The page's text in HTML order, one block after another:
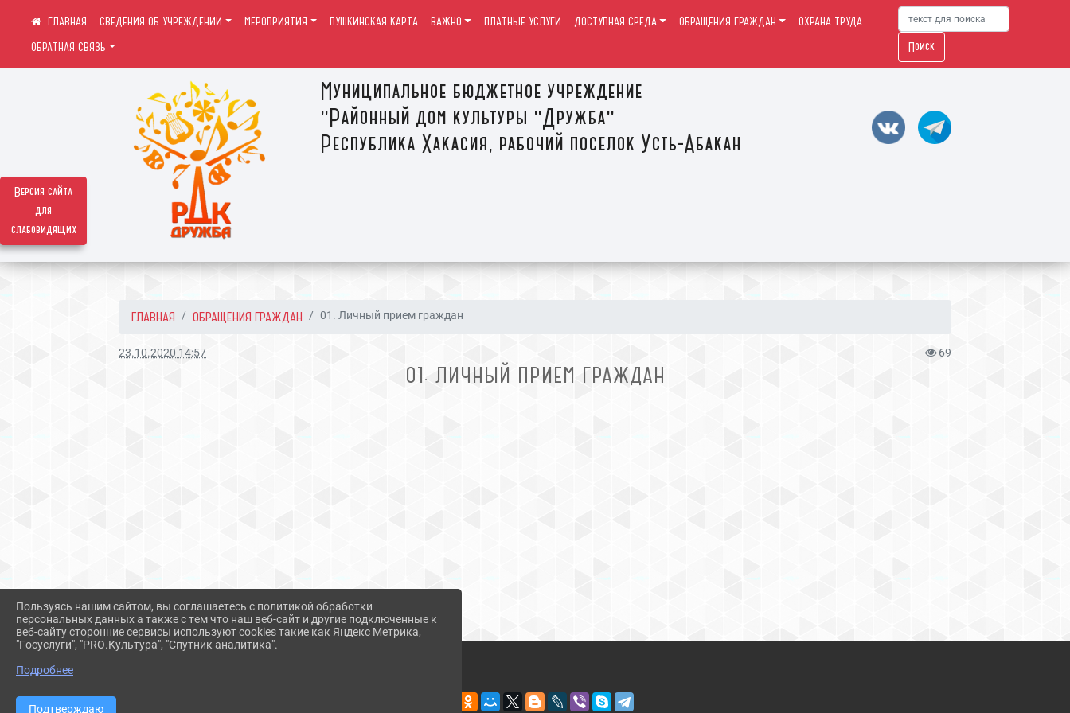
Версия сайта
для
слабовидящих
Муниципальное бюджетное учреждение
"Районный дом культуры "Дружба"
Республика Хакасия, рабочий поселок Усть-Абакан
СВЕДЕНИЯ ОБ УЧРЕЖДЕНИИ МЕРОПРИЯТИЯ ПУШКИНСКАЯ КАРТА ВАЖНО ПЛАТНЫЕ УСЛУГИ ДОСТУПНАЯ СРЕДА ОБРАЩЕНИЯ ГРАЖДАН
ОХРАНА ТРУДА
ОБРАТНАЯ СВЯЗЬ
Поиск
ГЛАВНАЯ ОБРАЩЕНИЯ ГРАЖДАН 01. Личный прием граждан
23.10.2020 14:57 69
01. ЛИЧНЫЙ ПРИЕМ ГРАЖДАН
Пользуясь нашим сайтом, вы соглашаетесь с политикой обработки
персональных данных а также с тем что наш веб-сайт и другие подключенные к
веб-сайту сторонние сервисы используют cookies такие как Яндекс Метрика,
"Госуслуги", "PRO.Культура", "Спутник аналитика".
Подробнее
Подтверждаю